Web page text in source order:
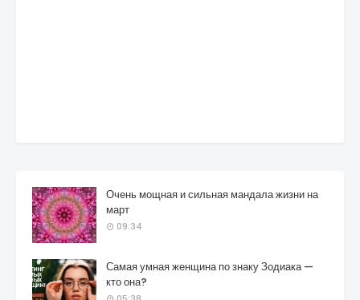
Очень мощная и сильная мандала жизни на
март
09:34
Самая умная женщина по знаку Зодиака —
кто она?